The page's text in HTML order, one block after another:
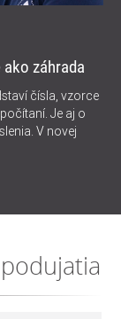
záhrada
čísla, vzorce
Je aj o
V novej